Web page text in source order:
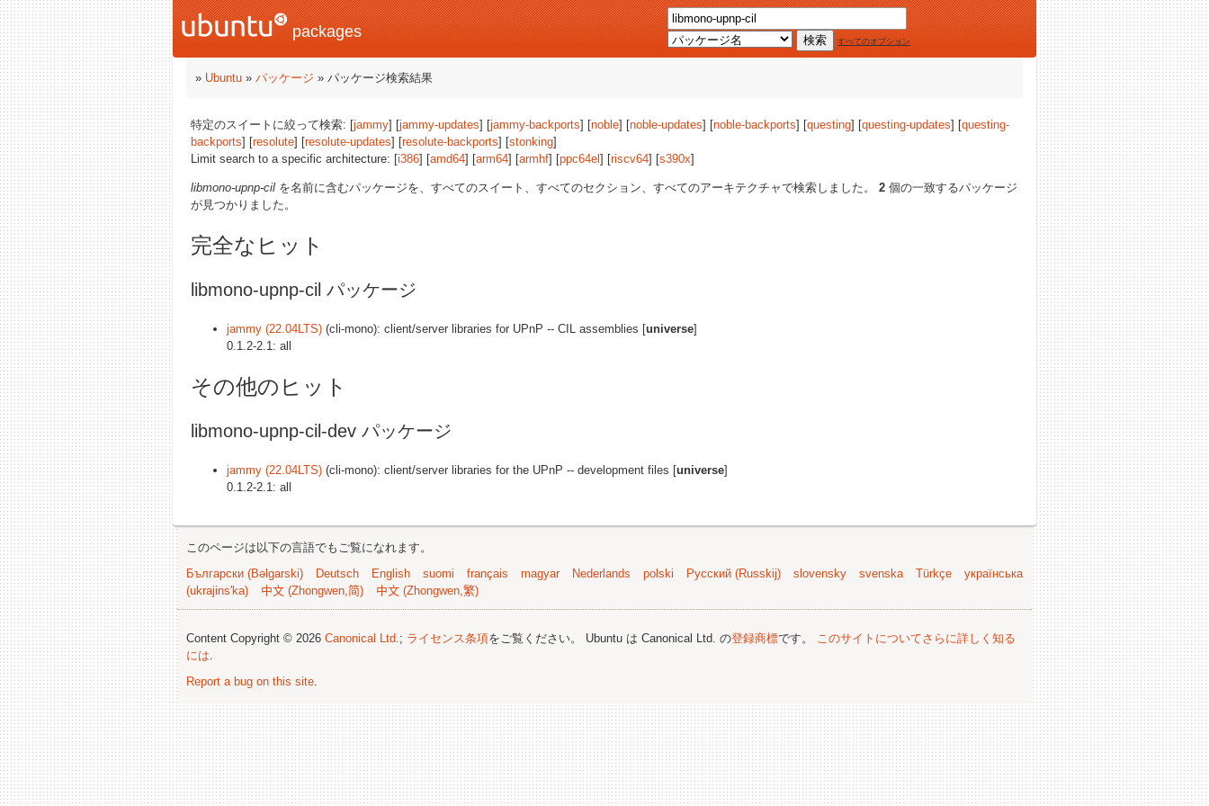
packages
すべてのオプション
» Ubuntu » パッケージ » パッケージ検索結果
特定のスイートに絞って検索: [jammy] [jammy-updates] [jammy-backports] [noble] [noble-updates] [noble-backports] [questing] [questing-updates] [questing-
backports] [resolute] [resolute-updates] [resolute-backports] [stonking]
Limit search to a specific architecture: [i386] [amd64] [arm64] [armhf] [ppc64el ] [riscv64] [s390x]
libmono-upnp-cil を名前に含むパッケージを、すべてのスイート、すべてのセクション、すべてのアーキテクチャで検索しました。 2 個の一致するパッケージ
が見つかりました。
完全なヒット
libmono-upnp-cil パッケージ
jammy (22.04LTS) (cli-mono): client/server libraries for UPnP -- CIL assemblies [universe]
0.1.2-2.1: all
その他のヒット
libmono-upnp-cil-dev パッケージ
jammy (22.04LTS) (cli-mono): client/server libraries for the UPnP -- development files [universe]
0.1.2-2.1: all
このページは以下の言語でもご覧になれます。
Български (Bəlgarski)
Deutsch English suomi français magyar Nederlands polski Русский (Russkij) slovensky svenska Türkçe
українська
(ukrajins'ka)
中文 (Zhongwen,简) 中文 (Zhongwen,繁)
Content Copyright © 2026 Canonical Ltd. ; ライセンス条項をご覧ください。 Ubuntu は Canonical Ltd. の登録商標です。
このサイトについてさらに詳しく知る
には
Report a bug on this site